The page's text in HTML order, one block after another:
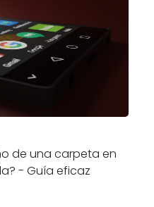
de una carpeta en
- Guía eficaz